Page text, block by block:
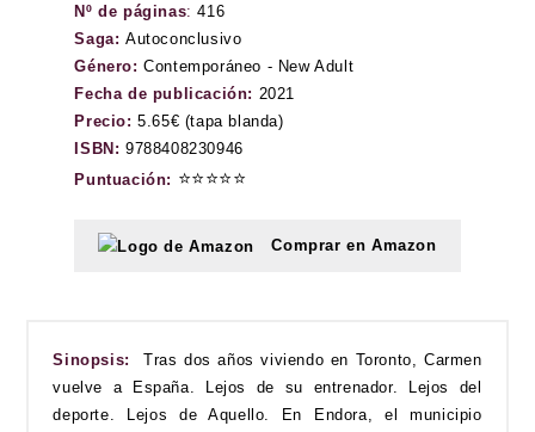
Nº de páginas: 416
Saga: Autoconclusivo
Género:Contemporáneo - New Adult
Fecha de publicación: 2021
Precio:5.65€ (tapa blanda)
ISBN: 9788408230946
Puntuación: ⭐⭐⭐⭐⭐
Comprar en Amazon
Sinopsis:
Tras dos años viviendo en Toronto, Carmen
vuelve a España. Lejos de su entrenador. Lejos del
deporte. Lejos de Aquello. En Endora, el municipio